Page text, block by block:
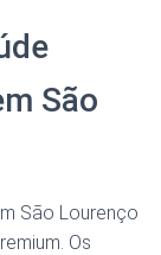
São
São Lourenço
Os